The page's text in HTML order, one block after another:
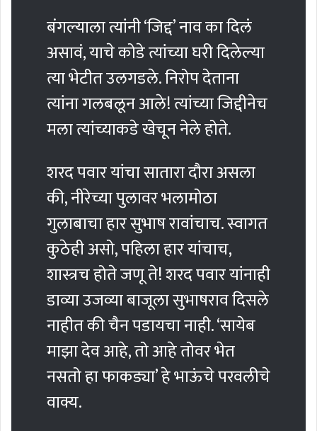
बंगल्याला त्यांनी ‘जिद्द’ नाव का दिलं
असावं, याचे कोडे त्यांच्या घरी दिलेल्या
त्या भेटीत उलगडले. निरोप देताना
त्यांना गलबलून आले! त्यांच्या जिद्दीनेच
मला त्यांच्याकडे खेचून नेले होते.
शरद पवार यांचा सातारा दौरा असला
की, नीरेच्या पुलावर भलामोठा
गुलाबाचा हार सुभाष रावांचाच. स्वागत
कुठेही असो, पहिला हार यांचाच,
शास्त्रच होते जणू ते! शरद पवार यांनाही
डाव्या उजव्या बाजूला सुभाषराव दिसले
नाहीत की चैन पडायचा नाही. ‘सायेब
माझा देव आहे, तो आहे तोवर भेत
नसतो हा फाकड्या’ हे भाऊंचे परवलीचे
वाक्य.